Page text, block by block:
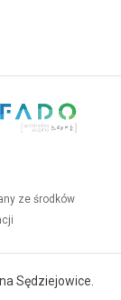
ze środków
Sędziejowice.